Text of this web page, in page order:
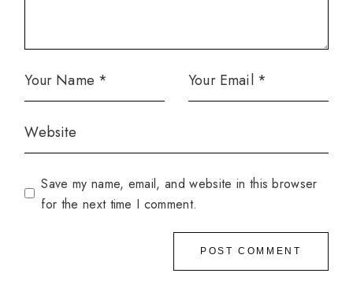
Save my name, email, and website in this browser
for the next time I comment.
POST COMMENT